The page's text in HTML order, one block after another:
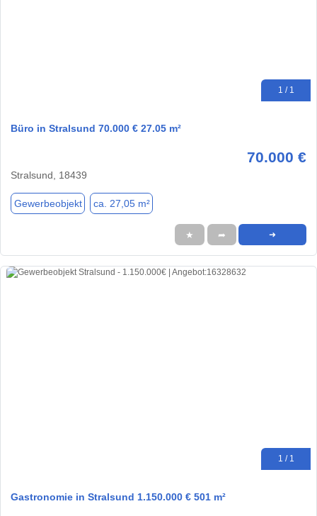
1 / 1
Büro in Stralsund 70.000 € 27.05 m²
70.000 €
Stralsund, 18439
Gewerbeobjekt ca. 27,05 m²
★ ➦ ➜
1 / 1
Gastronomie in Stralsund 1.150.000 € 501 m²